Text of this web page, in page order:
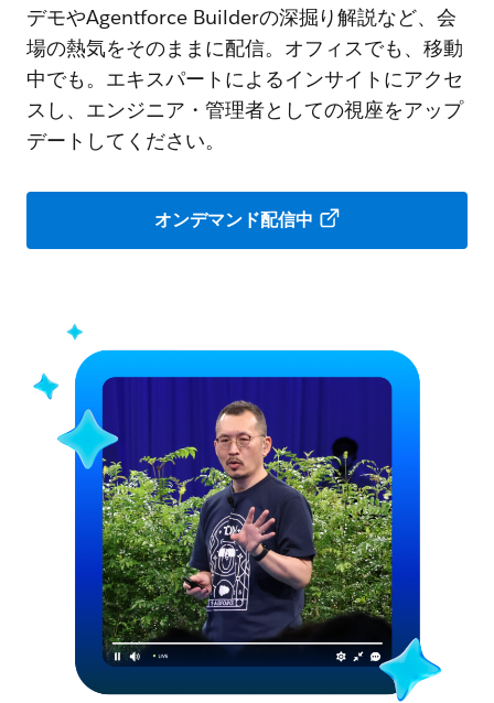
デモやAgentforce Builderの深掘り解説など、会
場の熱気をそのままに配信。オフィスでも、移動
中でも。エキスパートによるインサイトにアクセ
スし、エンジニア・管理者としての視座をアップ
デートしてください。
オンデマンド配信中